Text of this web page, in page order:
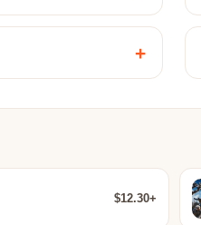
+
$12.30+